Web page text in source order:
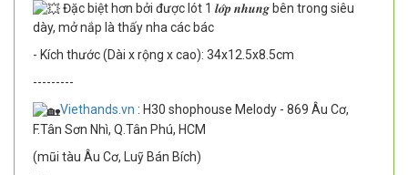
Đặc biệt hơn bởi được lót 1 𝒍𝒐̛́𝒑 𝒏𝒉𝒖𝒏𝒈 bên trong siêu
dày, mở nắp là thấy nha các bác
- Kích thước (Dài x rộng x cao): 34x12.5x8.5cm
---------
Viethands.vn : H30 shophouse Melody - 869 Âu Cơ,
F.Tân Sơn Nhì, Q.Tân Phú, HCM
(mũi tàu Âu Cơ, Luỹ Bán Bích)